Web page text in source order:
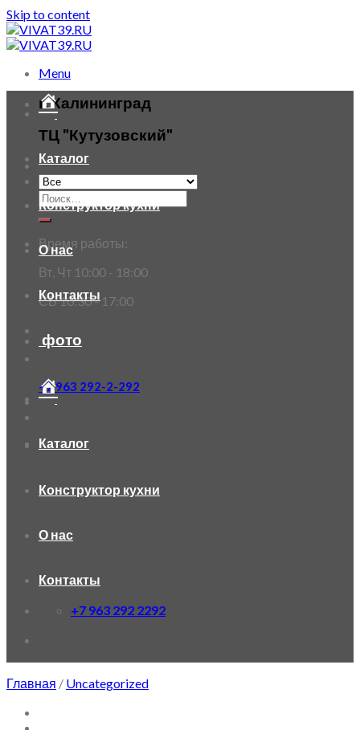
Skip to content
Menu
г. Калининград
ТЦ "Кутузовский"
Время работы:
Вт, Чт 10:00 - 18:00
СБ 10:30 - 17:00
+7 963 292-2-292
Каталог
Конструктор кухни
О нас
Контакты
фото
Каталог
Конструктор кухни
О нас
Контакты
+7 963 292 2292
Главная / Uncategorized